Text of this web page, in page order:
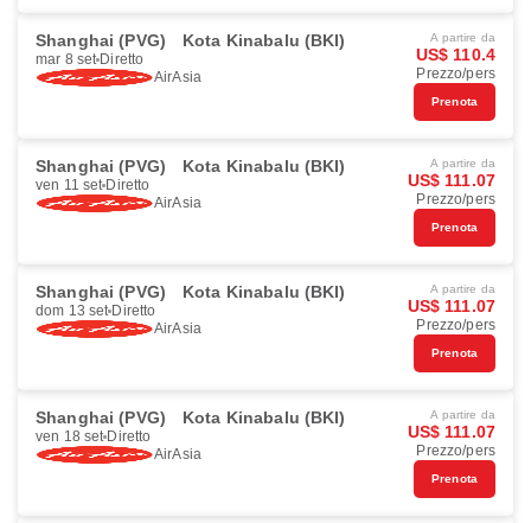
Shanghai (PVG) Kota Kinabalu (BKI)
mar 8 set Diretto
AirAsia
A partire da
US$ 110.4
Prezzo/pers
Prenota
Shanghai (PVG) Kota Kinabalu (BKI)
ven 11 set Diretto
AirAsia
A partire da
US$ 111.07
Prezzo/pers
Prenota
Shanghai (PVG) Kota Kinabalu (BKI)
dom 13 set Diretto
AirAsia
A partire da
US$ 111.07
Prezzo/pers
Prenota
Shanghai (PVG) Kota Kinabalu (BKI)
ven 18 set Diretto
AirAsia
A partire da
US$ 111.07
Prezzo/pers
Prenota